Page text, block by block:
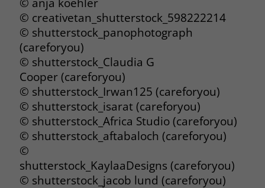
© creativetan_shutterstock_598222214
© shutterstock_panophotograph
(careforyou)
© shutterstock_Claudia G
Cooper (careforyou)
© shutterstock_Irwan125 (careforyou)
© shutterstock_isarat (careforyou)
© shutterstock_Africa Studio (careforyou)
© shutterstock_aftabaloch (careforyou)
©
shutterstock_KaylaaDesigns (careforyou)
© shutterstock_jacob lund (careforyou)